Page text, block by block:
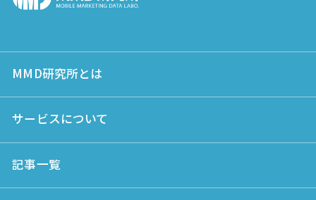
MMD研究所とは
サービスについて
記事一覧